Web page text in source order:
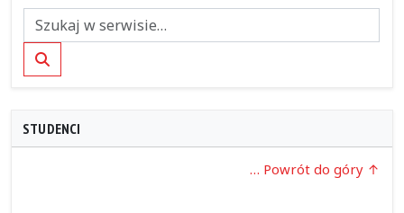
Szukaj
STUDENCI
… Powrót do góry